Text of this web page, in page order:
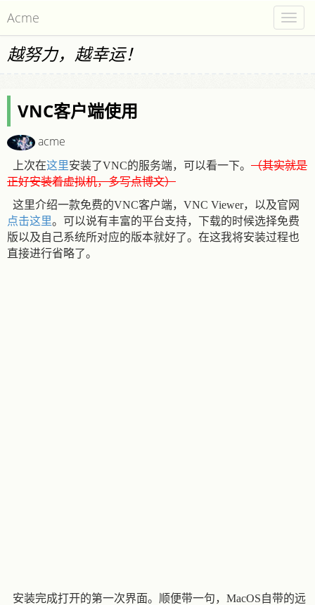
越努力，越幸运！
Acme
VNC客户端使用
acme
上次在这里安装了VNC的服务端，可以看一下。 （其实就是
正好安装着虚拟机，多写点博文）
这里介绍一款免费的VNC客户端，VNC Viewer，以及官网
点击这里。可以说有丰富的平台支持，下载的时候选择免费
版以及自己系统所对应的版本就好了。在这我将安装过程也
直接进行省略了。
安装完成打开的第一次界面。顺便带一句，MacOS自带的远